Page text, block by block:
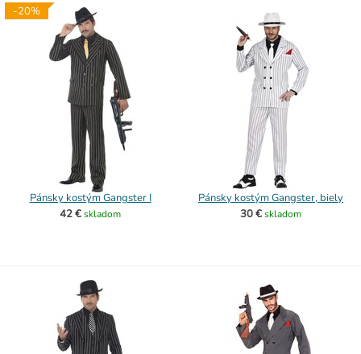
-20%
Pánsky kostým Gangster I
42 €skladom
Pánsky kostým Gangster, biely
30 €skladom